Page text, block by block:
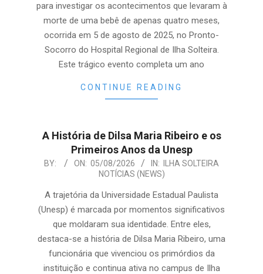
para investigar os acontecimentos que levaram à
morte de uma bebê de apenas quatro meses,
ocorrida em 5 de agosto de 2025, no Pronto-
Socorro do Hospital Regional de Ilha Solteira.
Este trágico evento completa um ano
CONTINUE READING
A História de Dilsa Maria Ribeiro e os
Primeiros Anos da Unesp
2026-
BY: ON: 05/08/2026 IN:
ILHA SOLTEIRA
NOTÍCIAS (NEWS)
A trajetória da Universidade Estadual Paulista
(Unesp) é marcada por momentos significativos
que moldaram sua identidade. Entre eles,
destaca-se a história de Dilsa Maria Ribeiro, uma
funcionária que vivenciou os primórdios da
instituição e continua ativa no campus de Ilha